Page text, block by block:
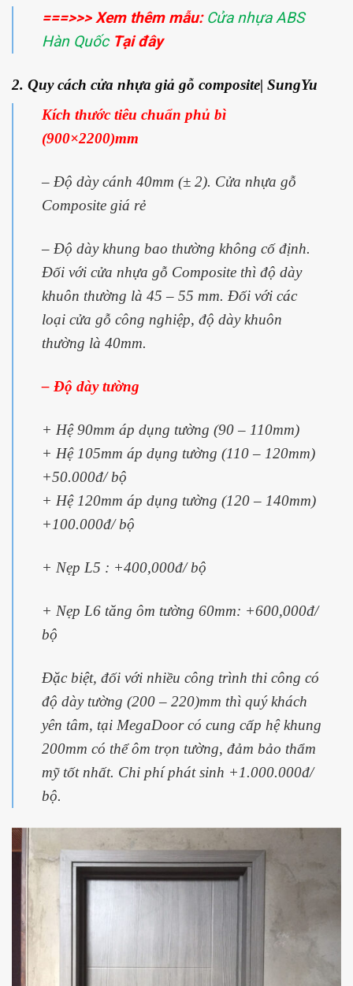
===>>> Xem thêm mẫu:Cửa nhựa ABS
Hàn Quốc Tại đây
2. Quy cách cửa nhựa giả gỗ composite| SungYu
Kích thước tiêu chuẩn phủ bì
(900×2200)mm
– Độ dày cánh 40mm (± 2). Cửa nhựa gỗ
Composite giá rẻ
– Độ dày khung bao thường không cố định.
Đối với cửa nhựa gỗ Composite thì độ dày
khuôn thường là 45 – 55 mm. Đối với các
loại cửa gỗ công nghiệp, độ dày khuôn
thường là 40mm.
– Độ dày tường
+ Hệ 90mm áp dụng tường (90 – 110mm)
+ Hệ 105mm áp dụng tường (110 – 120mm)
+50.000đ/ bộ
+ Hệ 120mm áp dụng tường (120 – 140mm)
+100.000đ/ bộ
+ Nẹp L5 : +400,000đ/ bộ
+ Nẹp L6 tăng ôm tường 60mm: +600,000đ/
bộ
Đặc biệt, đối với nhiều công trình thi công có
độ dày tường (200 – 220)mm thì quý khách
yên tâm, tại MegaDoor có cung cấp hệ khung
200mm có thể ôm trọn tường, đảm bảo thẩm
mỹ tốt nhất. Chi phí phát sinh +1.000.000đ/
bộ.